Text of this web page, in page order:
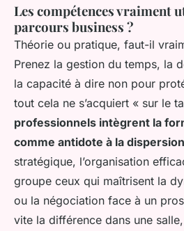
Les compétences vraiment
parcours business ?
Théorie ou pratique, faut-il
Prenez la gestion du temps, la
la capacité à dire non pour
tout cela ne s’acquiert « sur le
professionnels intègrent la
comme antidote à la dispersion
stratégique, l’organisation
groupe ceux qui maîtrisent la
ou la négociation face à un
vite la différence dans une